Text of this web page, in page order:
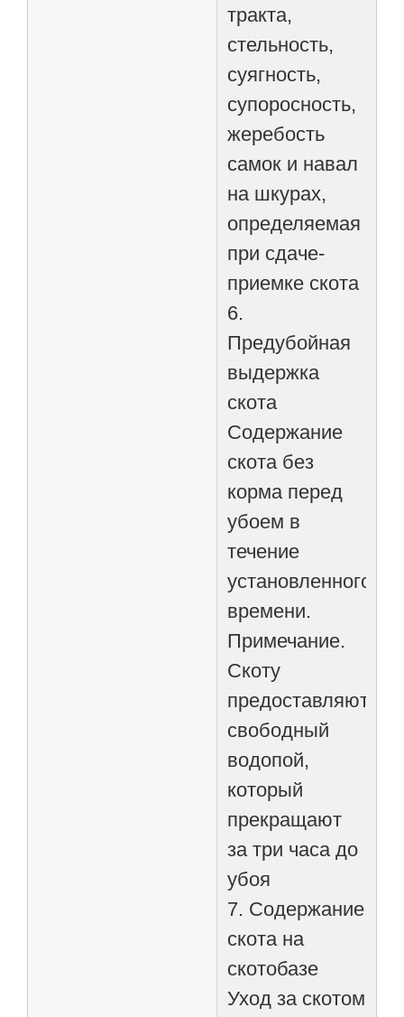
тракта,
стельность,
суягность,
супоросность,
жеребость
самок и навал
на шкурах,
определяемая
при сдаче-
приемке скота
6.
Предубойная
выдержка
скота
Содержание
скота без
корма перед
убоем в
течение
установленного
времени.
Примечание.
Скоту
предоставляют
свободный
водопой,
который
прекращают
за три часа до
убоя
7. Содержание
скота на
скотобазе
Уход за скотом